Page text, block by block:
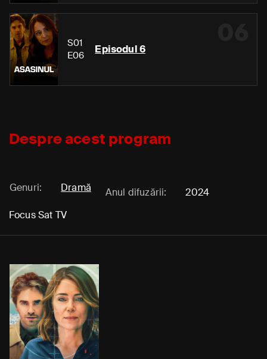
S01
E06
Episodul 6
Despre acest program
Genuri: Dramă Anul difuzării:
2024
Focus Sat TV